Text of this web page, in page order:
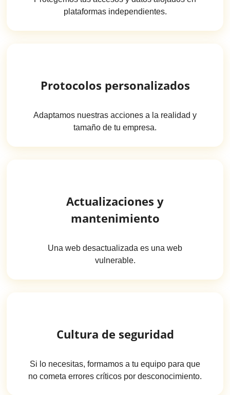
plataformas independientes.
Protocolos personalizados
Adaptamos nuestras acciones a la realidad y
tamaño de tu empresa.
Actualizaciones y
mantenimiento
Una web desactualizada es una web
vulnerable.
Cultura de seguridad
Si lo necesitas, formamos a tu equipo para que
no cometa errores críticos por desconocimiento.